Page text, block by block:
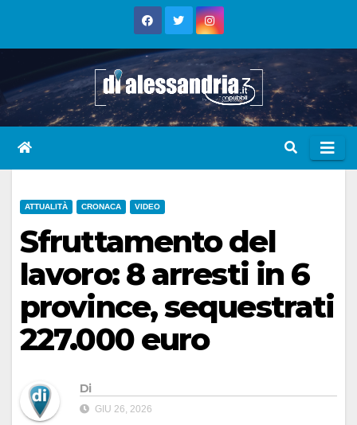
ATTUALITÀ CRONACA VIDEO
Sfruttamento del
lavoro: 8 arresti in 6
province, sequestrati
227.000 euro
Di
GIU 26, 2026